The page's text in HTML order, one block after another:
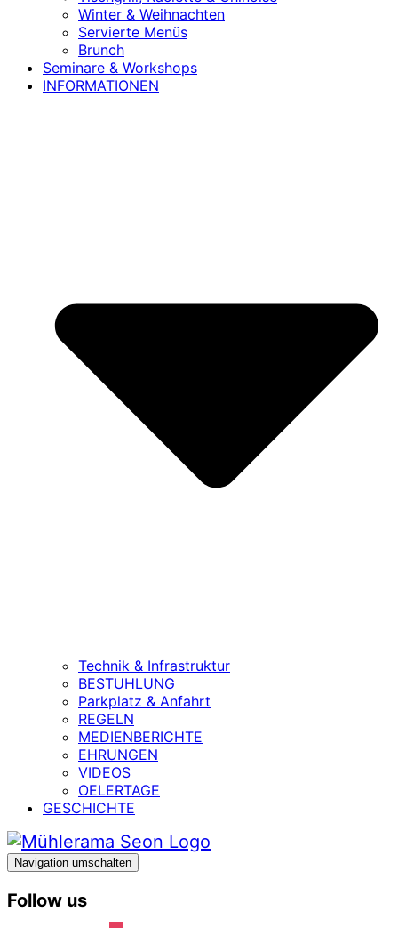
Winter & Weihnachten
Servierte Menüs
Brunch
Seminare & Workshops
INFORMATIONEN
Technik & Infrastruktur
BESTUHLUNG
Parkplatz & Anfahrt
REGELN
MEDIENBERICHTE
EHRUNGEN
VIDEOS
OELERTAGE
GESCHICHTE
Navigation umschalten
Follow us